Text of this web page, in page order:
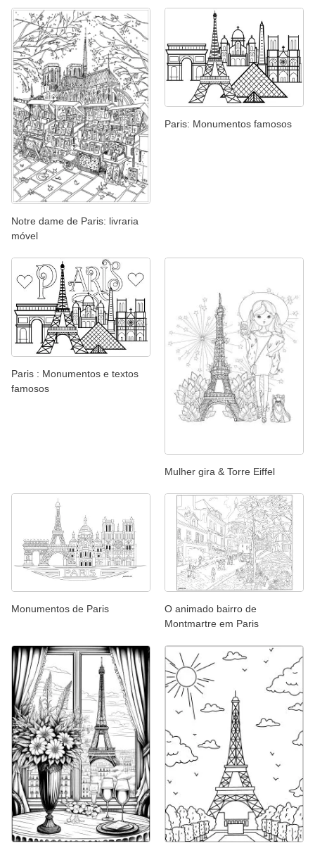
Notre dame de Paris: livraria
móvel
Paris: Monumentos famosos
Paris : Monumentos e textos
famosos
Mulher gira & Torre Eiffel
Monumentos de Paris
O animado bairro de
Montmartre em Paris